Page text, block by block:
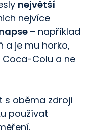
největší
nejvíce
– například
a je mu horko,
Coca-Colu a ne
s oběma zdroji
používat